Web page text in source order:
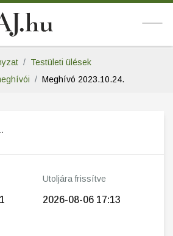
Testületi ülések
Meghívó 2023.10.24.
Utoljára frissítve
2026-08-06 17:13